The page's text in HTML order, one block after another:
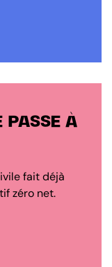
PASSE À
fait déjà
zéro net.